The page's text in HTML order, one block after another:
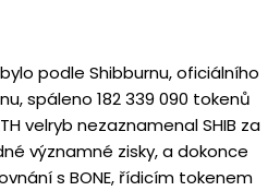
podle Shibburnu, oficiálního
spáleno 182 339 090 tokenů
velryb nezaznamenal SHIB za
významné zisky, a dokonce
s BONE, řídicím tokenem